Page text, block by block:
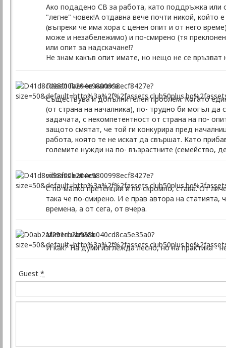
Ако подадено СВ за работа, като поддръжка или
"легне" човек!А отдавна вече почти никой, който
(въпреки че има хора с ценен опит и от него
може и незабележимо) и по-смирено (тя
или опит за надскачане!?
Не знам какъв опит имате, но нещо не се
Павел Ганчев написа:
Съществува и допълнителен проблем: Когато
(от страна на началника), по- трудно би могъл
задачата, с некомпетентност от страна на по-
защото смятат, че той ги конкурира пред
работа, която те не искат да свършат. Като
големите нужди на по- възрастните (семейство,
vidoass написа:
С по-малко претенции и по-скромно, става. От
така че по-смирено. И е прав автора на
времена, а от сега, от вчера.
Милен написа:
И как? На думи изглежда лесно, но на практика -
Guest *